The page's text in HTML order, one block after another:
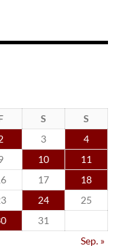
S
S
3
4
10
11
17
18
24
25
31
Sep. »